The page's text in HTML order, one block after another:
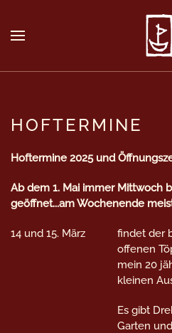
HOFTERMINE
Hoftermine 2025 und
Ab dem 1. Mai immer Mittwoch
geöffnet...am Wochenende
14 und 15. März
findet der
offenen
mein 20
kleinen
Es gibt
Garten